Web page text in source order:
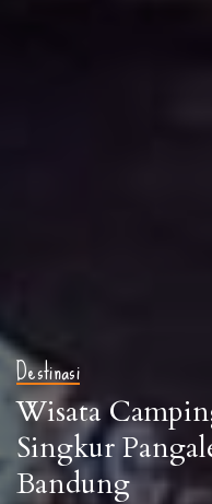
Destinasi
Wisata
Singkur
Bandung